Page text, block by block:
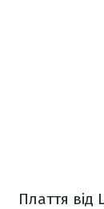
Плаття від